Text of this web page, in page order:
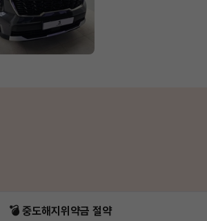
💣 중도해지위약금 절약